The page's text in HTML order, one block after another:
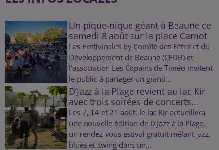
Un pique-nique géant à Beaune ce
samedi 8 août sur la place Carnot
Les Festivinales by Comité des Fêtes et du
Développement de Beaune (CFDB) et
l'association Les Copains de Timéo invitent
le public à partager un grand...
D’Jazz à la Plage revient au lac Kir
avec trois soirées de concerts...
Les 7, 14 et 21 août, le lac Kir accueillera
une nouvelle édition de D’Jazz à la Plage,
un rendez-vous estival gratuit mêlant jazz,
blues et swing dans un...